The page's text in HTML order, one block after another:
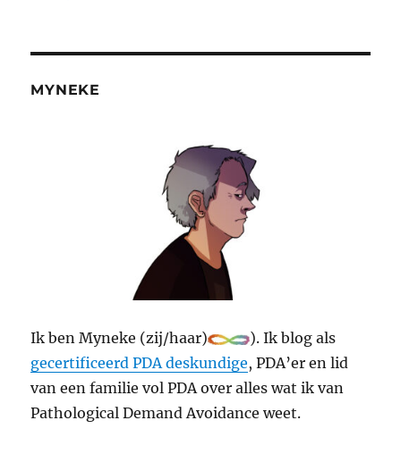
MYNEKE
Ik ben Myneke (zij/haar)
). Ik blog als
gecertificeerd PDA deskundige, PDA’er en lid
van een familie vol PDA over alles wat ik van
Pathological Demand Avoidance weet.